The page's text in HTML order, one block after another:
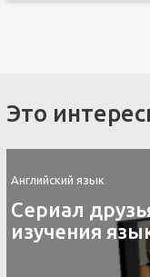
Это
Английский язык
Сериал
изучения